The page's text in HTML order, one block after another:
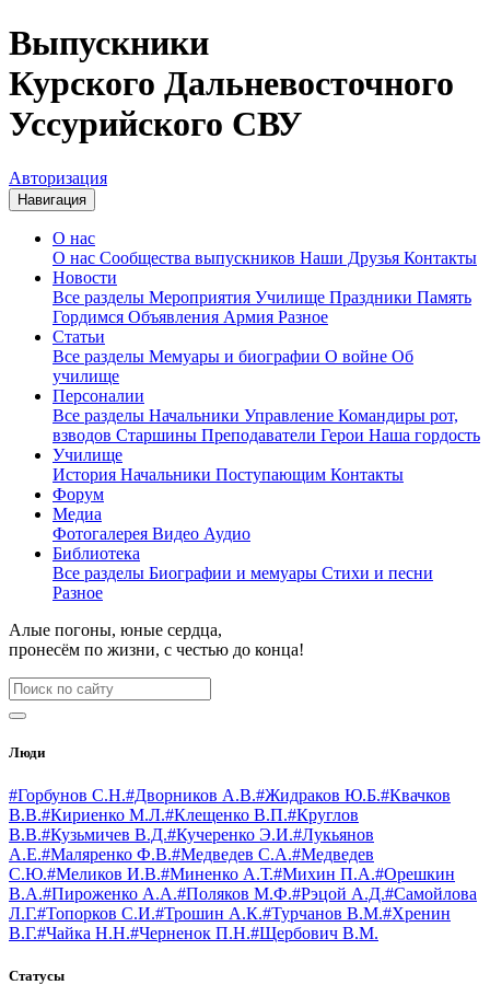
Выпускники
Курского Дальневосточного
Уссурийского СВУ
Авторизация
Навигация
О нас
О нас Сообщества выпускников Наши Друзья Контакты
Новости
Все разделы Мероприятия Училище Праздники Память
Гордимся Объявления Армия Разное
Статьи
Все разделы Мемуары и биографии О войне Об
училище
Персоналии
Все разделы Начальники Управление Командиры рот,
взводов Старшины Преподаватели Герои Наша гордость
Училище
История Начальники Поступающим Контакты
Форум
Медиа
Фотогалерея Видео Аудио
Библиотека
Все разделы Биографии и мемуары Стихи и песни
Разное
Алые погоны, юные сердца,
пронесём по жизни, с честью до конца!
Люди
#Горбунов С.Н.#Дворников А.В.#Жидраков Ю.Б.#Квачков
В.В.#Кириенко М.Л.#Клещенко В.П.#Круглов
В.В.#Кузьмичев В.Д.#Кучеренко Э.И.#Лукьянов
А.Е.#Маляренко Ф.В.#Медведев С.А.#Медведев
С.Ю.#Меликов И.В.#Миненко А.Т.#Михин П.А.#Орешкин
В.А.#Пироженко А.А.#Поляков М.Ф.#Рэцой А.Д.#Самойлова
Л.Г.#Топорков С.И.#Трошин А.К.#Турчанов В.М.#Хренин
В.Г.#Чайка Н.Н.#Черненок П.Н.#Щербович В.М.
Статусы